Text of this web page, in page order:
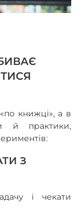
книжці», а в
й практики,
З
і чекати